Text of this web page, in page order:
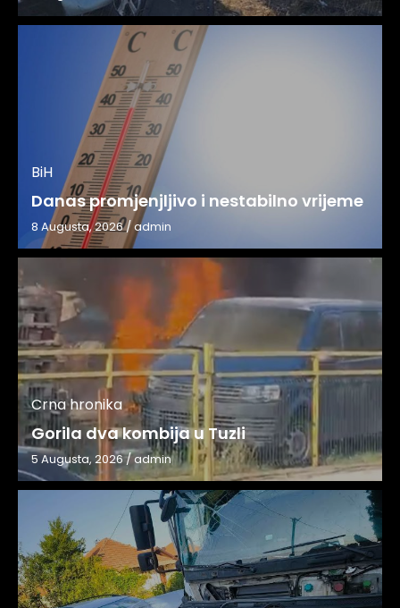
BiH
Danas promjenjljivo i nestabilno vrijeme
8 Augusta, 2026/admin
Crna hronika
Gorila dva kombija u Tuzli
5 Augusta, 2026/admin